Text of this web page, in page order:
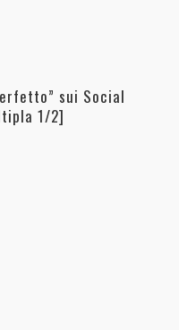
sui Social
1/2]